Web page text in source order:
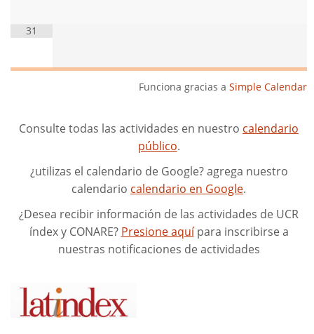
31
Funciona gracias a Simple Calendar
Consulte todas las actividades en nuestro calendario
público.
¿utilizas el calendario de Google? agrega nuestro
calendario calendario en Google.
¿Desea recibir información de las actividades de UCR
índex y CONARE? Presione aquípara inscribirse a
nuestras notificaciones de actividades